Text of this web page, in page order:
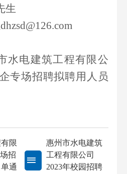
生
@126.com
水电建筑工程有限公
专场招聘拟聘用人员
限
招
通
惠州市水电建筑
工程有限公司
2023年校园招聘